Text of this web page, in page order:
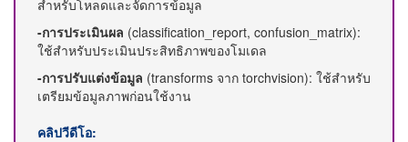
สำหรับโหลดและจัดการข้อมูล
-การประเมินผล (classification_report, confusion_matrix):
ใช้สำหรับประเมินประสิทธิภาพของโมเดล
-การปรับแต่งข้อมูล (transforms จาก torchvision): ใช้สำหรับ
เตรียมข้อมูลภาพก่อนใช้งาน
คลิปวีดีโอ: